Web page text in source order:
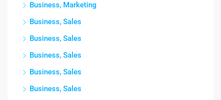
Business, Marketing
Business, Sales
Business, Sales
Business, Sales
Business, Sales
Business, Sales